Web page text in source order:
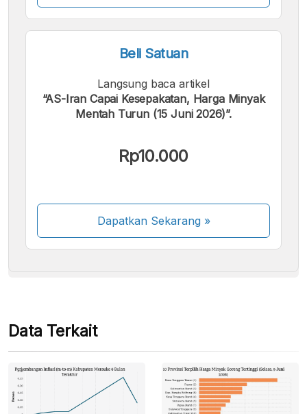
Beli Satuan
Langsung baca artikel
“AS-Iran Capai Kesepakatan, Harga Minyak
Mentah Turun (15 Juni 2026)”.
Rp10.000
Dapatkan Sekarang»
Beberapa metode pembayaran masih dalam
Data Terkait